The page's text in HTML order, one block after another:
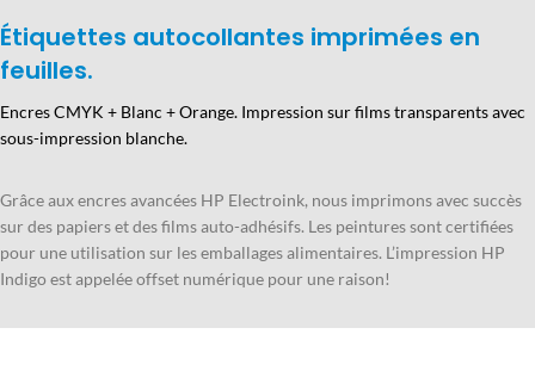
Étiquettes autocollantes imprimées en
feuilles.
Encres CMYK + Blanc + Orange. Impression sur films transparents avec
sous-impression blanche.
Grâce aux encres avancées HP Electroink, nous imprimons avec succès
sur des papiers et des films auto-adhésifs. Les peintures sont certifiées
pour une utilisation sur les emballages alimentaires. L’impression HP
Indigo est appelée offset numérique pour une raison!